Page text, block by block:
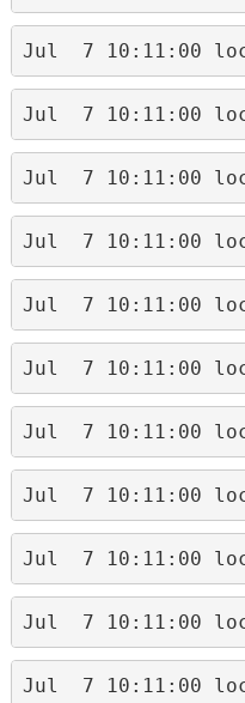
Jul  7 10:11:00
Jul  7 10:11:00
Jul  7 10:11:00
Jul  7 10:11:00
Jul  7 10:11:00
Jul  7 10:11:00
Jul  7 10:11:00
Jul  7 10:11:00
Jul  7 10:11:00
Jul  7 10:11:00
Jul  7 10:11:00